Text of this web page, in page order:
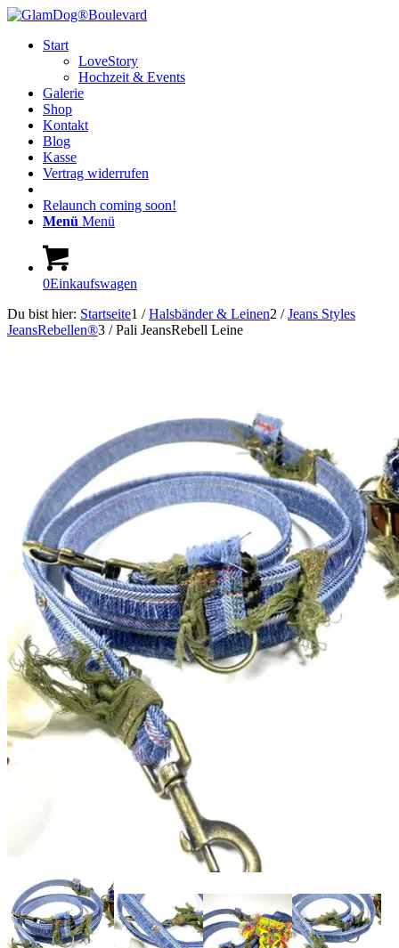
Start
LoveStory
Hochzeit & Events
Galerie
Shop
Kontakt
Blog
Kasse
Vertrag widerrufen
Relaunch coming soon!
Menü Menü
0Einkaufswagen
Du bist hier: Startseite1 / Halsbänder & Leinen2 / Jeans Styles
JeansRebellen®3 / Pali JeansRebell Leine